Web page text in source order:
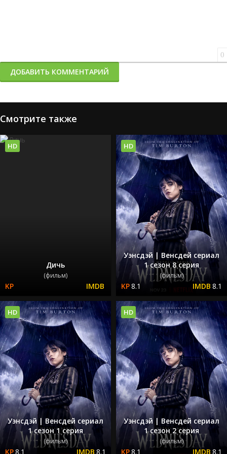
0
ДОБАВИТЬ КОММЕНТАРИЙ
Смотрите также
Дичь
(фильм)
HD
Уэнсдэй | Венсдей сериал
1 сезон 8 серия
(фильм)
8.1 8.1
HD
Уэнсдэй | Венсдей сериал
1 сезон 1 серия
(фильм)
8.1 8.1
HD
Уэнсдэй | Венсдей сериал
1 сезон 2 серия
(фильм)
8.1 8.1
HD